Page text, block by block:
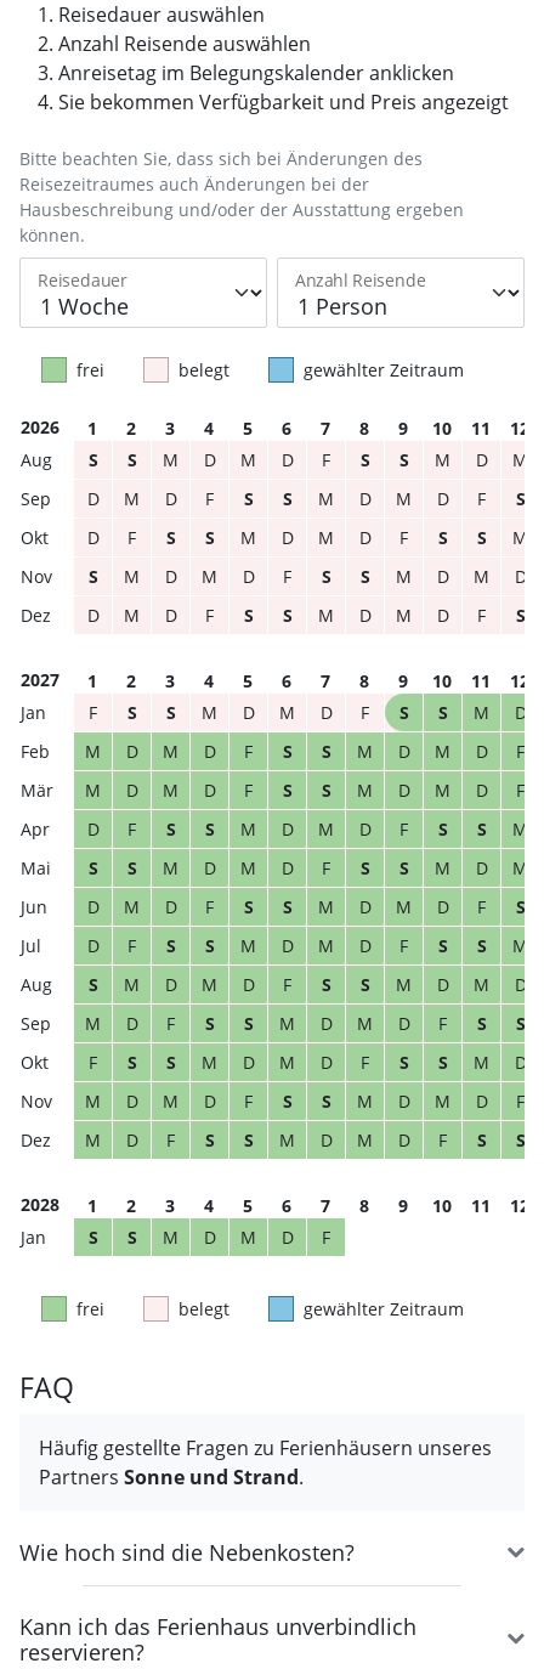
Reisedauer auswählen
Anzahl Reisende auswählen
Anreisetag im Belegungskalender anklicken
Sie bekommen Verfügbarkeit und Preis angezeigt
Reisedauer Anzahl Reisende
Bitte beachten Sie, dass sich bei Änderungen des
Reisezeitraumes auch Änderungen bei der
Hausbeschreibung und/oder der Ausstattung ergeben
können.
frei belegt gewählter Zeitraum
2026 1 2 3 4 5 6 7 8 9 10 11
12
S
S M D M D F S S M D
M
D
M D F S S M D M D F
S
D
F S S M D M D F S S
M
S
M D M D F S S M D M
D
D
M D F S S M D M D F S
2027 1 2 3 4 5 6 7 8 9 10 11
12
F
S S M D M D F S S M
D
M
D M D F S S M D M D
F
M
D M D F S S M D M D
F
D
F S S M D M D F S S
M
S
S M D M D F S S M D
M
D
M D F S S M D M D F
S
D
F S S M D M D F S S
M
S
M D M D F S S M D M
D
M
D F S S M D M D F S
S
F
S S M D M D F S S M
D
M
D M D F S S M D M D
F
M
D F S S M D M D F S S
2028 1 2 3 4 5 6 7 8 9 10 11
12
S
S M D M D F
frei belegt gewählter Zeitraum
FAQ
Häufig gestellte Fragen zu Ferienhäusern unseres
Partners Sonne und Strand.
Wie hoch sind die Nebenkosten?
Kann ich das Ferienhaus unverbindlich
reservieren?